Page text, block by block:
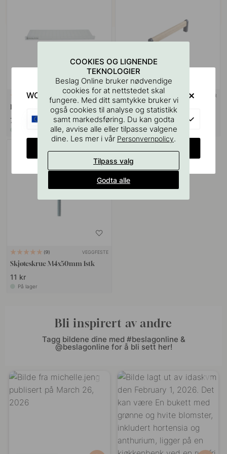
127
Boremal for Håndtak & Knotter
75 kr
+ LENGDER
Håndtak Crossing - Eik/Sort
309 kr
På lager
9 VEGGFESTE
Skjøteskrue M4x50mm 1stk
11 kr
På lager
Bli inspirert av andre
Tagg bildene dine med #beslagonline &
@beslagonline for å bli sett her!
COOKIES OG LIGNENDE
TEKNOLOGIER
Beslag Online bruker nødvendige
cookies for at nettstedet skal
fungere. Med ditt samtykke bruker vi
også cookies til analyse og statistikk
samt markedsføring. Du kan godta
alle, avvise alle eller tilpasse valgene
dine. Les mer i vår Personvernpolicy.
Tilpass valg
Godta alle
WOULD YOU RATHER VISIT?
EU